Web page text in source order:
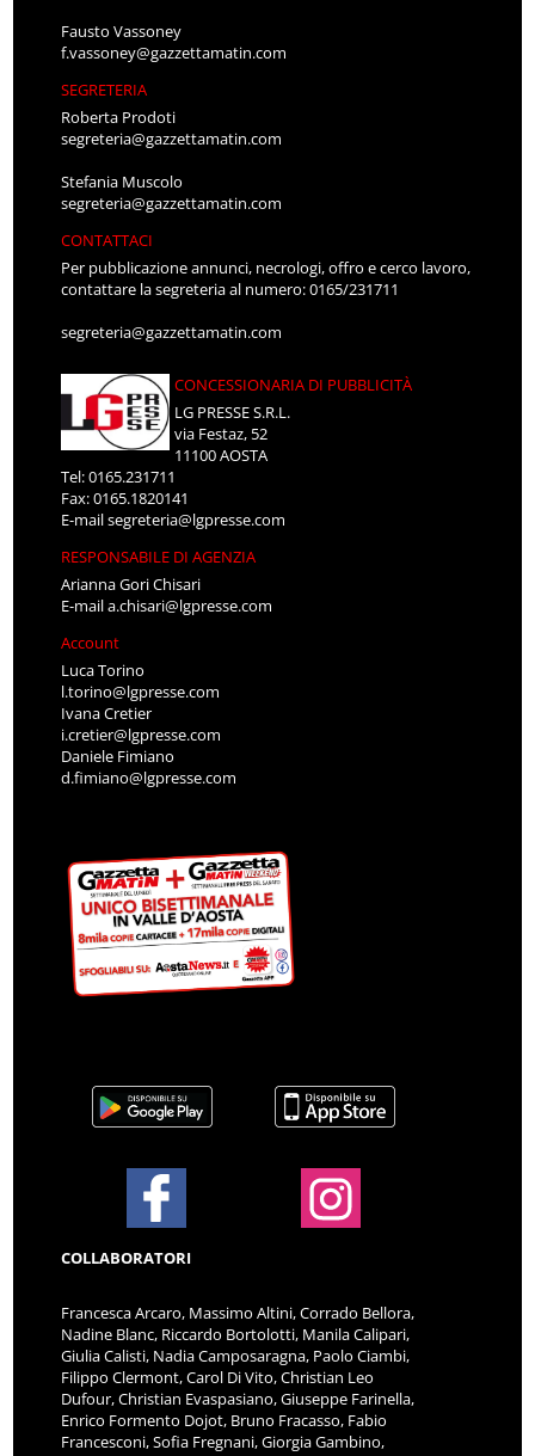
Fausto Vassoney
f.vassoney@gazzettamatin.com
SEGRETERIA
Roberta Prodoti
segreteria@gazzettamatin.com
Stefania Muscolo
segreteria@gazzettamatin.com
CONTATTACI
Per pubblicazione annunci, necrologi, offro e cerco lavoro,
contattare la segreteria al numero: 0165/231711
segreteria@gazzettamatin.com
CONCESSIONARIA DI PUBBLICITÀ
LG PRESSE S.R.L.
via Festaz, 52
11100 AOSTA
Tel: 0165.231711
Fax: 0165.1820141
E-mailsegreteria@lgpresse.com
RESPONSABILE DI AGENZIA
Arianna Gori Chisari
E-maila.chisari@lgpresse.com
Account
Luca Torino
l.torino@lgpresse.com
Ivana Cretier
i.cretier@lgpresse.com
Daniele Fimiano
d.fimiano@lgpresse.com
COLLABORATORI
Francesca Arcaro, Massimo Altini, Corrado Bellora,
Nadine Blanc, Riccardo Bortolotti, Manila Calipari,
Giulia Calisti, Nadia Camposaragna, Paolo Ciambi,
Filippo Clermont, Carol Di Vito, Christian Leo
Dufour, Christian Evaspasiano, Giuseppe Farinella,
Enrico Formento Dojot, Bruno Fracasso, Fabio
Francesconi, Sofia Fregnani, Giorgia Gambino,